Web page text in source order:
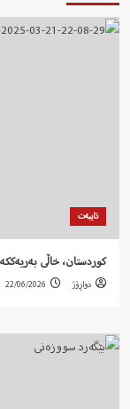
تایبەت
کوردستان، خاڵی
دواڕۆژ 22/06/2026